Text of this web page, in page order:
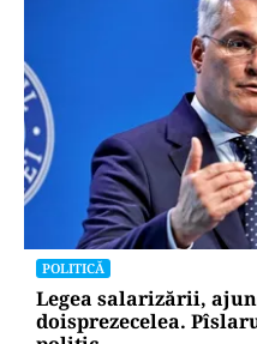
POLITICĂ
Legea salarizării,
doisprezecelea.